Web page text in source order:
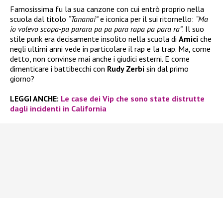
Famosissima fu la sua canzone con cui entrò proprio nella
scuola dal titolo “Tananai”e iconica per il sui ritornello: “Ma
io volevo scopa-pa parara pa pa para rapa pa para ra”. Il suo
stile punk era decisamente insolito nella scuola di Amici che
negli ultimi anni vede in particolare il rap e la trap. Ma, come
detto, non convinse mai anche i giudici esterni. E come
dimenticare i battibecchi con Rudy Zerbi sin dal primo
giorno?
LEGGI ANCHE: Le case dei Vip che sono state distrutte
dagli incidenti in California